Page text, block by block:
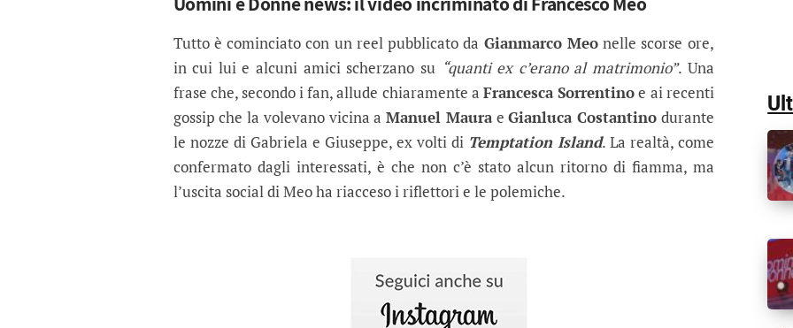
Tutto è cominciato con un reel pubblicato da Gianmarco Meonelle scorse ore,
in cui lui e alcuni amici scherzano su “quanti ex c’erano al matrimonio”. Una
frase che, secondo i fan, allude chiaramente aFrancesca Sorrentinoe ai recenti
gossip che la volevano vicina aManuel MauraeGianluca Costantino durante
le nozze di Gabriela e Giuseppe, ex volti di Temptation Island. La realtà, come
confermato dagli interessati, è che non c’è stato alcun ritorno di fiamma, ma
l’uscita social di Meo ha riacceso i riflettori e le polemiche.